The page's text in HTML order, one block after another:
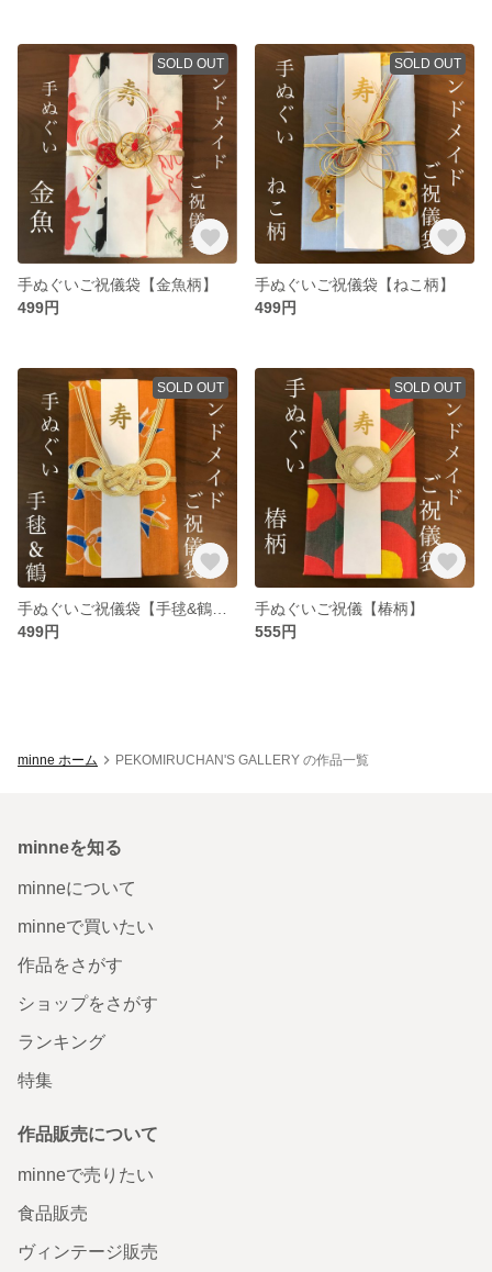
SOLD OUT
手ぬぐいご祝儀袋【金魚柄】
499円
SOLD OUT
手ぬぐいご祝儀袋【ねこ柄】
499円
SOLD OUT
499円
SOLD OUT
手ぬぐいご祝儀【椿柄】
555円
minne ホーム PEKOMIRUCHAN'S GALLERY の作品一覧
minneを知る
minneについて
minneで買いたい
作品をさがす
ショップをさがす
ランキング
特集
作品販売について
minneで売りたい
食品販売
ヴィンテージ販売